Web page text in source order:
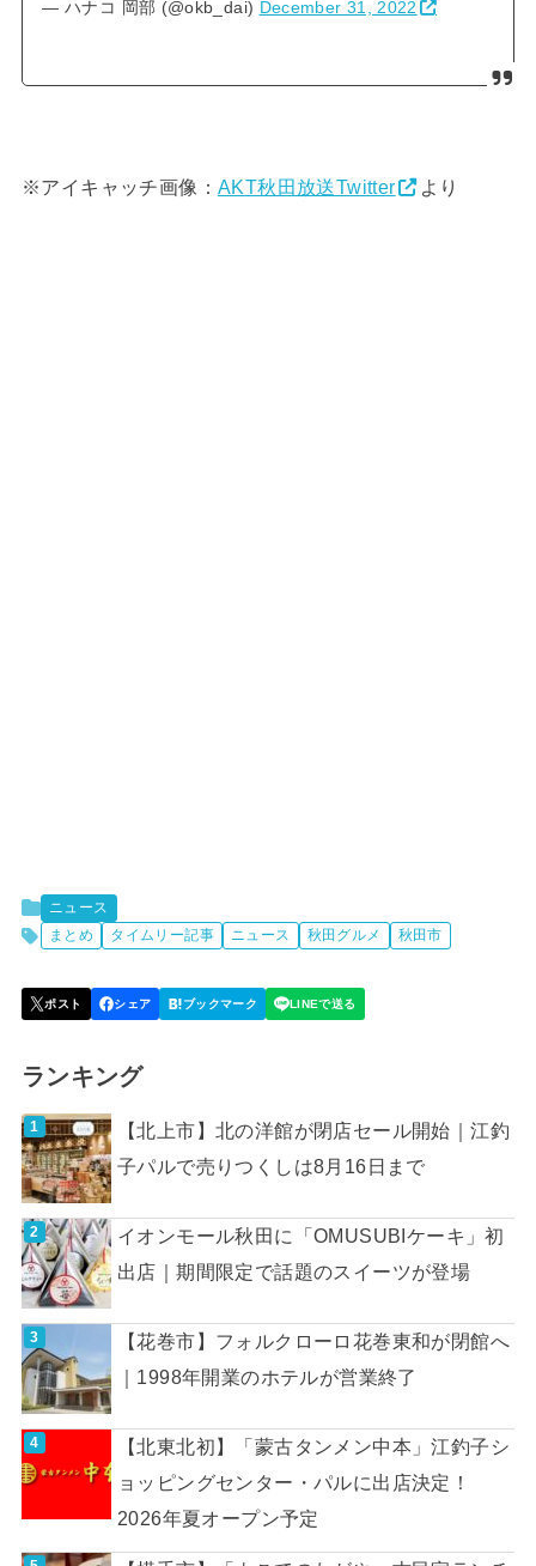
— ハナコ 岡部 (@okb_dai) December 31, 2022
※アイキャッチ画像： AKT秋田放送Twitter より
ニュース
まとめ
タイムリー記事 ニュース 秋田グルメ 秋田市
ランキング
【北上市】北の洋館が閉店セール開始｜江釣
子パルで売りつくしは8月16日まで
イオンモール秋田に「OMUSUBIケーキ」初
出店｜期間限定で話題のスイーツが登場
【花巻市】フォルクローロ花巻東和が閉館へ
｜1998年開業のホテルが営業終了
【北東北初】「蒙古タンメン中本」江釣子シ
ョッピングセンター・パルに出店決定！
2026年夏オープン予定